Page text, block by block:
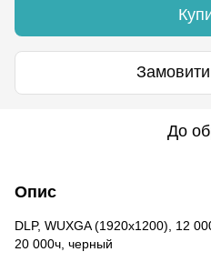
До
Опис
DLP, WUXGA (1920x1200), 12
20 000ч, черный